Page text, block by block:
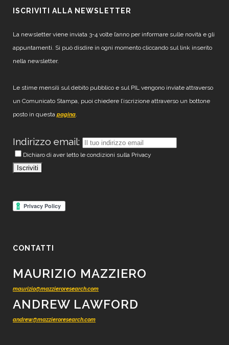
ISCRIVITI ALLA NEWSLETTER
La newsletter viene inviata 3-4 volte l’anno per informare sulle novità e gli
appuntamenti. Si può disdire in ogni momento cliccando sul link inserito
nella newsletter.
Le stime mensili sul debito pubblico e sul PIL vengono inviate attraverso
un Comunicato Stampa, puoi chiedere l’iscrizione attraverso un bottone
posto in questa pagina.
Indirizzo email:
Dichiaro di aver letto le condizioni sulla Privacy
CONTATTI
MAURIZIO MAZZIERO
maurizio@mazzieroresearch.com
ANDREW LAWFORD
andrew@mazzieroresearch.com